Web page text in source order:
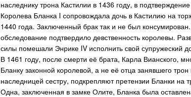
наследнику трона Кастилии в 1436 году, в
Королева Бланка I сопровождала дочь в Кастилию на
1440 года. Заключенный брак так и не был
обследование подтвердило девственность королевы.
силы помешали Энрике IV исполнить свой супружеский
В 1461 году, после смерти её брата, Карла Вианского,
Бланку законной королевой, а не её отца занявшего
наследницей сестру, подкрепляют претензии Бланки на
Одна, заключенная в замке Олите, Бланка была